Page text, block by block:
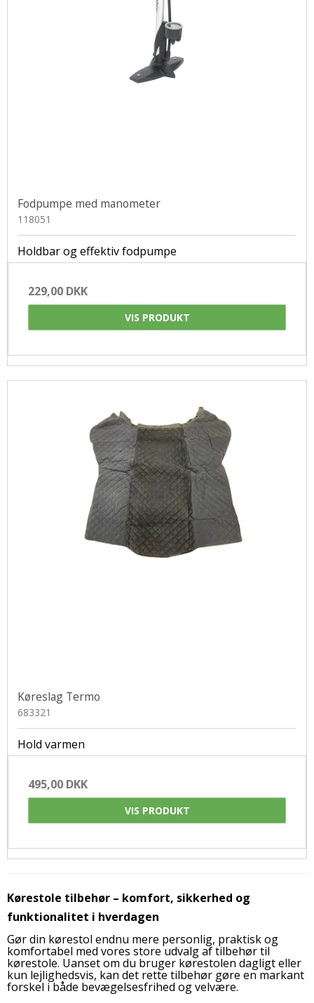
Fodpumpe med manometer
118051
Holdbar og effektiv fodpumpe
229,00 DKK
VIS PRODUKT
Køreslag Termo
683321
Hold varmen
495,00 DKK
VIS PRODUKT
Kørestole tilbehør – komfort, sikkerhed og
funktionalitet i hverdagen
Gør din kørestol endnu mere personlig, praktisk og
komfortabel med vores store udvalg af tilbehør til
kørestole. Uanset om du bruger kørestolen dagligt eller
kun lejlighedsvis, kan det rette tilbehør gøre en markant
forskel i både bevægelsesfrihed og velvære.